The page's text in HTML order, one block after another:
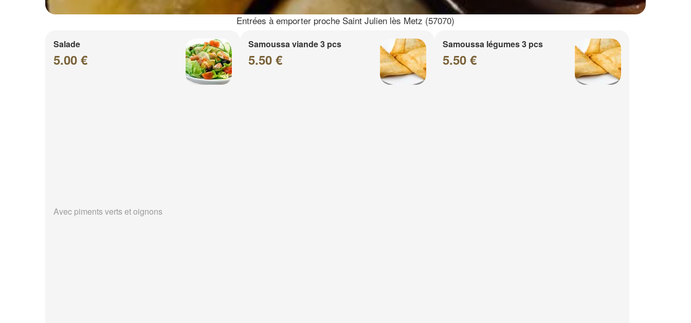
Entrées à emporter proche Saint Julien lès Metz (57070)
Salade
5.00 €
Avec piments verts et oignons
Samoussa viande 3 pcs
5.50 €
Samoussa légumes 3 pcs
5.50 €